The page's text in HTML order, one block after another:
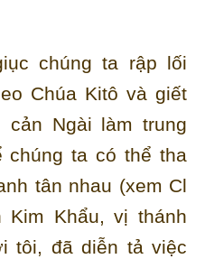
chúng ta rập lối
Chúa Kitô và giết
cản Ngài làm trung
chúng ta có thể tha
tân nhau (xem Cl
Kim Khẩu, vị thánh
tôi, đã diễn tả việc